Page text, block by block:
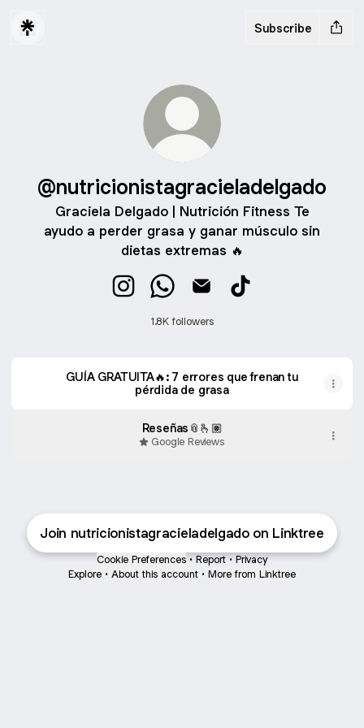
Subscribe
@nutricionistagracieladelgado
Graciela Delgado | Nutrición Fitness Te
ayudo a perder grasa y ganar músculo sin
dietas extremas 🔥
1.8K followers
GUÍA GRATUITA🔥: 7 errores que frenan tu
pérdida de grasa
Reseñas📎🫰🏽
Google Reviews
Join nutricionistagracieladelgado on Linktree
Cookie Preferences • Report • Privacy
Explore • About this account • More from Linktree